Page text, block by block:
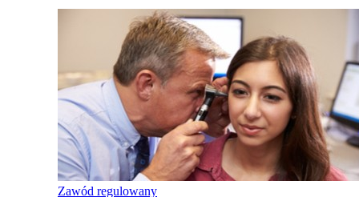
Zawód regulowany